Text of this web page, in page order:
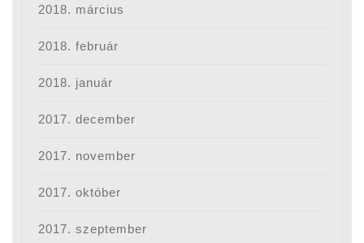
2018. március
2018. február
2018. január
2017. december
2017. november
2017. október
2017. szeptember